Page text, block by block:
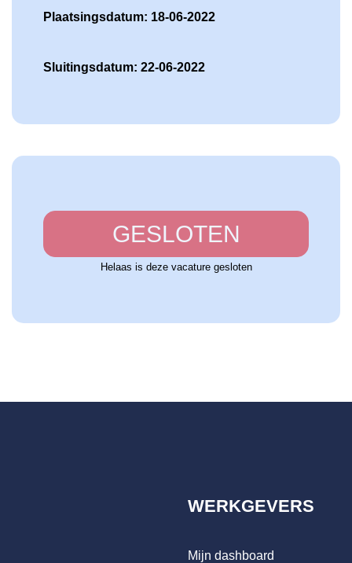
Plaatsingsdatum: 18-06-2022
Sluitingsdatum: 22-06-2022
GESLOTEN
Helaas is deze vacature gesloten
WERKGEVERS
Mijn dashboard